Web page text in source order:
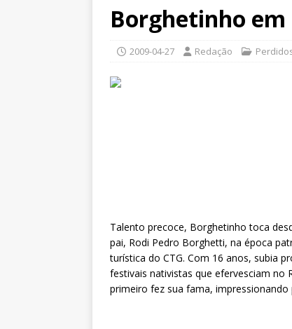
Borghetinho
2009-04-27 Redação
Talento precoce, Borghetinho toca
pai, Rodi Pedro Borghetti, na época
turística do CTG. Com 16 anos, subia
festivais nativistas que efervesciam no
primeiro fez sua fama,